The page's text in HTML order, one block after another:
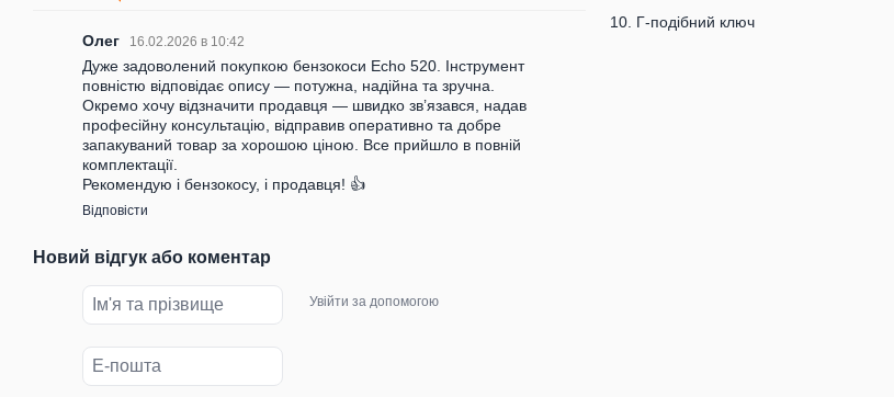
Олег 16.02.2026 в 10:42
Дуже задоволений покупкою бензокоси Echo 520. Інструмент
повністю відповідає опису — потужна, надійна та зручна.
Окремо хочу відзначити продавця — швидко зв’язався, надав
професійну консультацію, відправив оперативно та добре
запакуваний товар за хорошою ціною. Все прийшло в повній
комплектації.
Рекомендую і бензокосу, і продавця! 👍
Відповісти
Новий відгук або коментар
Увійти за допомогою
Г-подібний ключ